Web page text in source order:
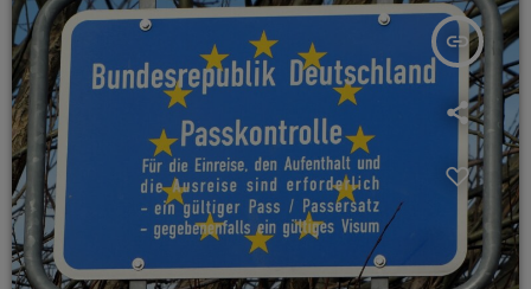
insert_link